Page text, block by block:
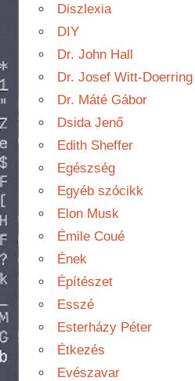
Diszlexia
DIY
Dr. John Hall
Dr. Josef Witt-Doerring
Dr. Máté Gábor
Dsida Jenő
Edith Sheffer
Egészség
Egyéb szócikk
Elon Musk
Émile Coué
Ének
Építészet
Esszé
Esterházy Péter
Étkezés
Evészavar